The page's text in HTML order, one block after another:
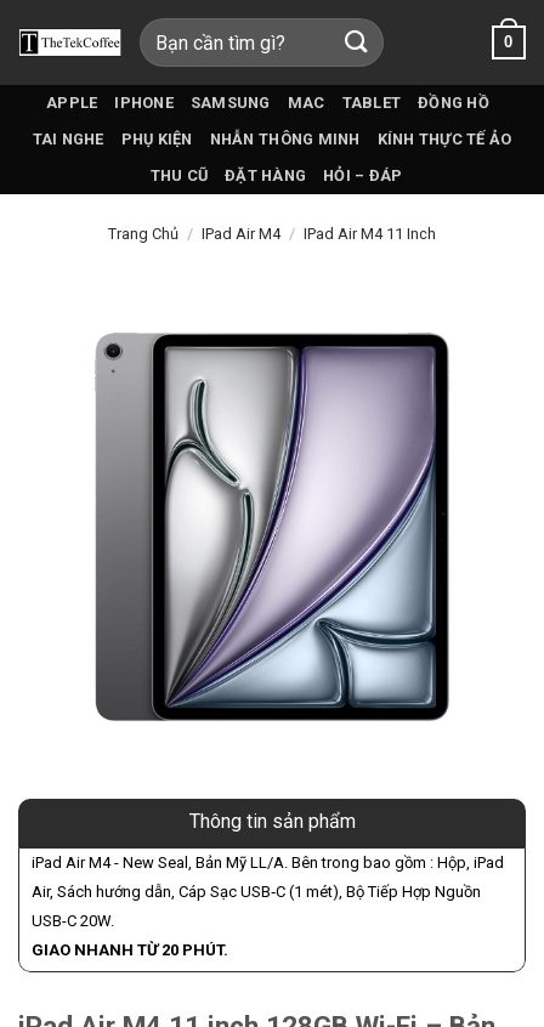
qua
Tìm
kiếm:
0
APPLE IPHONE SAMSUNG MAC TABLET
ĐỒNG HỒ
TAI NGHE
PHỤ KIỆN NHẪN THÔNG MINH
KÍNH THỰC TẾ ẢO
THU CŨ
ĐẶT HÀNG HỎI – ĐÁP
Trang Chủ / IPad Air M4 / IPad Air M4 11 Inch
Thông tin sản phẩm
iPad Air M4 - New Seal, Bản Mỹ LL/A. Bên trong bao gồm : Hộp, iPad
Air, Sách hướng dẫn, Cáp Sạc USB‑C (1 mét), Bộ Tiếp Hợp Nguồn
USB-C 20W.
GIAO NHANH TỪ 20 PHÚT.